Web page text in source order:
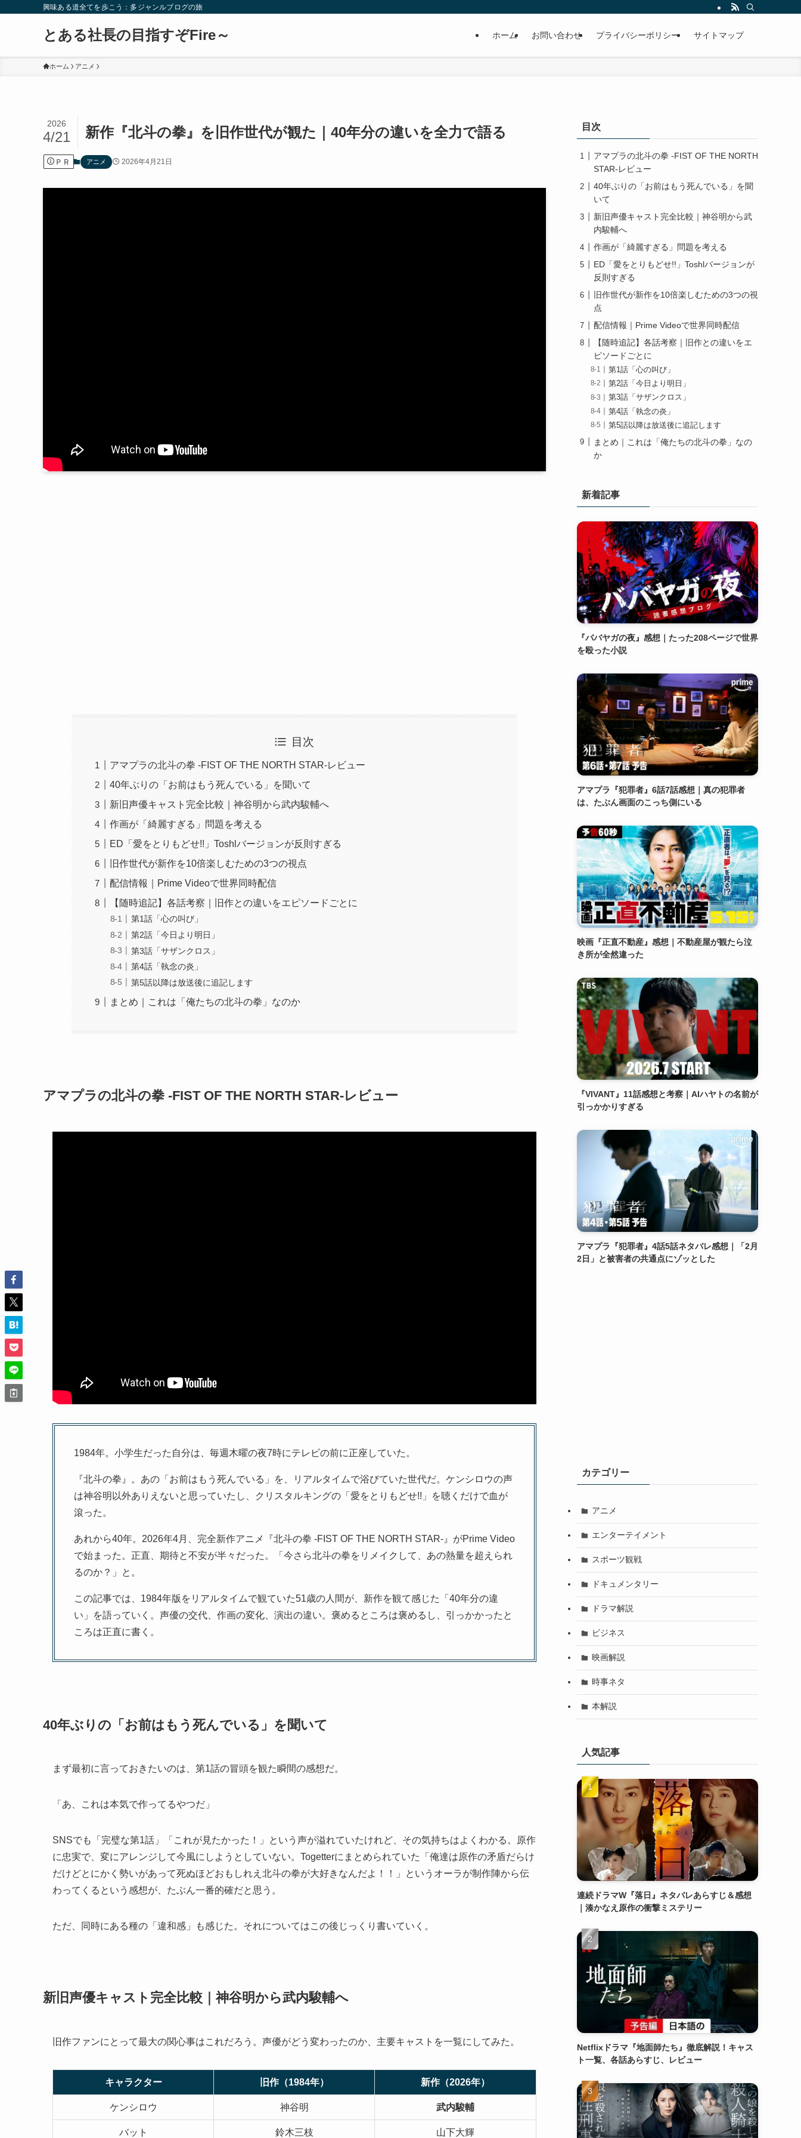
興味ある道全てを歩こう：多ジャンルブログの旅
とある社長の目指すぞFire～ ホーム お問い合わせ プライバシーポリシー サイトマップ
ホーム アニメ
新作『北斗の拳』を旧作世代が観た｜40年分の違いを全力で語る
2026
4/21
ＰＲ アニメ 2026年4月21日
目次
アマプラの北斗の拳 -FIST OF THE NORTH STAR-レビュー
40年ぶりの「お前はもう死んでいる」を聞いて
新旧声優キャスト完全比較｜神谷明から武内駿輔へ
作画が「綺麗すぎる」問題を考える
ED「愛をとりもどせ!!」Toshlバージョンが反則すぎる
旧作世代が新作を10倍楽しむための3つの視点
配信情報｜Prime Videoで世界同時配信
【随時追記】各話考察｜旧作との違いをエピソードごとに
第1話「心の叫び」
第2話「今日より明日」
第3話「サザンクロス」
第4話「執念の炎」
第5話以降は放送後に追記します
まとめ｜これは「俺たちの北斗の拳」なのか
アマプラの北斗の拳 -FIST OF THE NORTH STAR-レビュー
1984年。小学生だった自分は、毎週木曜の夜7時にテレビの前に正座していた。
『北斗の拳』。あの「お前はもう死んでいる」を、リアルタイムで浴びていた世代だ。ケンシロウの声
は神谷明以外ありえないと思っていたし、クリスタルキングの「愛をとりもどせ!!」を聴くだけで血が
滾った。
あれから40年。2026年4月、完全新作アニメ『北斗の拳 -FIST OF THE NORTH STAR-』がPrime Video
で始まった。正直、期待と不安が半々だった。「今さら北斗の拳をリメイクして、あの熱量を超えられ
るのか？」と。
この記事では、1984年版をリアルタイムで観ていた51歳の人間が、新作を観て感じた「40年分の違
い」を語っていく。声優の交代、作画の変化、演出の違い。褒めるところは褒めるし、引っかかったと
ころは正直に書く。
40年ぶりの「お前はもう死んでいる」を聞いて
まず最初に言っておきたいのは、第1話の冒頭を観た瞬間の感想だ。
「あ、これは本気で作ってるやつだ」
SNSでも「完璧な第1話」「これが見たかった！」という声が溢れていたけれど、その気持ちはよくわかる。原作
に忠実で、変にアレンジして今風にしようとしていない。Togetterにまとめられていた「俺達は原作の矛盾だらけ
だけどとにかく勢いがあって死ぬほどおもしれえ北斗の拳が大好きなんだよ！！」というオーラが制作陣から伝
わってくるという感想が、たぶん一番的確だと思う。
ただ、同時にある種の「違和感」も感じた。それについてはこの後じっくり書いていく。
新旧声優キャスト完全比較｜神谷明から武内駿輔へ
旧作ファンにとって最大の関心事はこれだろう。声優がどう変わったのか、主要キャストを一覧にしてみた。
キャラクター 旧作（1984年） 新作（2026年）
ケンシロウ 神谷明 武内駿輔
バット 鈴木三枝 山下大輝
目次
アマプラの北斗の拳 -FIST OF THE NORTH
STAR-レビュー
40年ぶりの「お前はもう死んでいる」を聞
いて
新旧声優キャスト完全比較｜神谷明から武
内駿輔へ
作画が「綺麗すぎる」問題を考える
ED「愛をとりもどせ!!」Toshlバージョンが
反則すぎる
旧作世代が新作を10倍楽しむための3つの視
点
配信情報｜Prime Videoで世界同時配信
【随時追記】各話考察｜旧作との違いをエ
ピソードごとに
第1話「心の叫び」
第2話「今日より明日」
第3話「サザンクロス」
第4話「執念の炎」
第5話以降は放送後に追記します
まとめ｜これは「俺たちの北斗の拳」なの
か
新着記事
『ババヤガの夜』感想｜たった208ページで世界
を殴った小説
アマプラ『犯罪者』6話7話感想｜真の犯罪者
は、たぶん画面のこっち側にいる
映画『正直不動産』感想｜不動産屋が観たら泣
き所が全然違った
『VIVANT』11話感想と考察｜AIハヤトの名前が
引っかかりすぎる
アマプラ『犯罪者』4話5話ネタバレ感想｜「2月
2日」と被害者の共通点にゾッとした
カテゴリー
アニメ
エンターテイメント
スポーツ観戦
ドキュメンタリー
ドラマ解説
ビジネス
映画解説
時事ネタ
本解説
人気記事
連続ドラマW『落日』ネタバレあらすじ＆感想
｜湊かなえ原作の衝撃ミステリー
Netflixドラマ『地面師たち』徹底解説！キャス
ト一覧、各話あらすじ、レビュー